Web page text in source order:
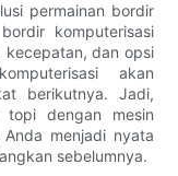
permainan bordir
komputerisasi
kecepatan, dan opsi
akan
berikutnya. Jadi,
dengan mesin
menjadi nyata
sebelumnya.